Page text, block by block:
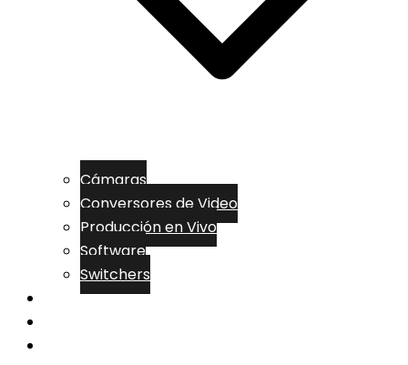
Cámaras
Conversores de Video
Producción en Vivo
Software
Switchers
MARCAS